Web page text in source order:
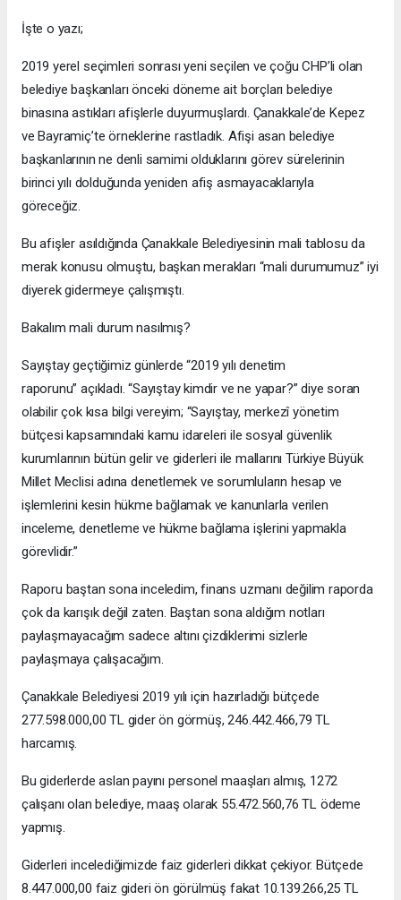
İşte o yazı;
2019 yerel seçimleri sonrası yeni seçilen ve çoğu CHP’li olan
belediye başkanları önceki döneme ait borçları belediye
binasına astıkları afişlerle duyurmuşlardı. Çanakkale’de Kepez
ve Bayramiç’te örneklerine rastladık. Afişi asan belediye
başkanlarının ne denli samimi olduklarını görev sürelerinin
birinci yılı dolduğunda yeniden afiş asmayacaklarıyla
göreceğiz.
Bu afişler asıldığında Çanakkale Belediyesinin mali tablosu da
merak konusu olmuştu, başkan merakları “mali durumumuz” iyi
diyerek gidermeye çalışmıştı.
Bakalım mali durum nasılmış?
Sayıştay geçtiğimiz günlerde “2019 yılı denetim
raporunu” açıkladı. “Sayıştay kimdir ve ne yapar?” diye soran
olabilir çok kısa bilgi vereyim; “Sayıştay, merkezî yönetim
bütçesi kapsamındaki kamu idareleri ile sosyal güvenlik
kurumlarının bütün gelir ve giderleri ile mallarını Türkiye Büyük
Millet Meclisi adına denetlemek ve sorumluların hesap ve
işlemlerini kesin hükme bağlamak ve kanunlarla verilen
inceleme, denetleme ve hükme bağlama işlerini yapmakla
görevlidir.”
Raporu baştan sona inceledim, finans uzmanı değilim raporda
çok da karışık değil zaten. Baştan sona aldığım notları
paylaşmayacağım sadece altını çizdiklerimi sizlerle
paylaşmaya çalışacağım.
Çanakkale Belediyesi 2019 yılı için hazırladığı bütçede
277.598.000,00 TL gider ön görmüş, 246.442.466,79 TL
harcamış.
Bu giderlerde aslan payını personel maaşları almış, 1272
çalışanı olan belediye, maaş olarak 55.472.560,76 TL ödeme
yapmış.
Giderleri incelediğimizde faiz giderleri dikkat çekiyor. Bütçede
8.447.000,00 faiz gideri ön görülmüş fakat 10.139.266,25 TL